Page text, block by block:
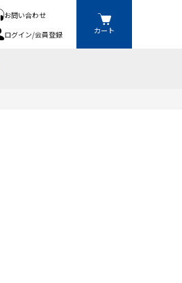
お問い合わせ
ログイン/会員登録 カート